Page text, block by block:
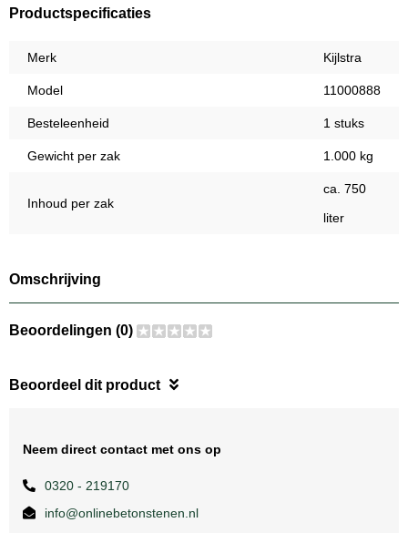
Productspecificaties
Merk Kijlstra
Model 11000888
Besteleenheid 1 stuks
Gewicht per zak 1.000 kg
Inhoud per zak
ca. 750
liter
Omschrijving
Beoordelingen (0)
Beoordeel dit product
Neem direct contact met ons op
0320 - 219170
info@onlinebetonstenen.nl